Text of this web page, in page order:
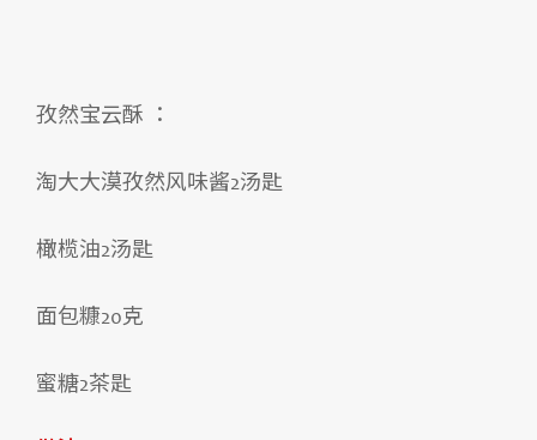
孜然宝云酥 ：
淘大大漠孜然风味酱2汤匙
橄榄油2汤匙
面包糠20克
蜜糖2茶匙